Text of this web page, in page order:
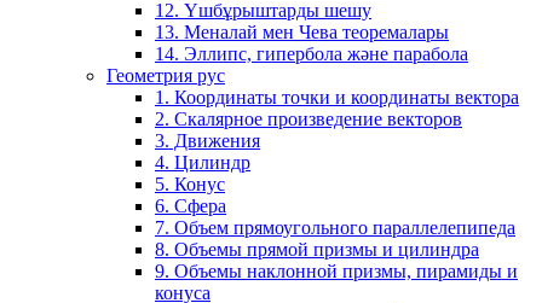
12. Үшбұрыштарды шешу
13. Меналай мен Чева теоремалары
14. Эллипс, гипербола және парабола
Геометрия рус
1. Координаты точки и координаты вектора
2. Скалярное произведение векторов
3. Движения
4. Цилиндр
5. Конус
6. Сфера
7. Объем прямоугольного параллелепипеда
8. Объемы прямой призмы и цилиндра
9. Объемы наклонной призмы, пирамиды и
конуса